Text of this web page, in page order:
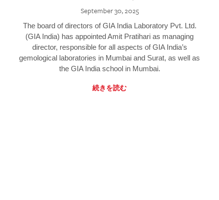
September 30, 2025
The board of directors of GIA India Laboratory Pvt. Ltd.
(GIA India) has appointed Amit Pratihari as managing
director, responsible for all aspects of GIA India’s
gemological laboratories in Mumbai and Surat, as well as
the GIA India school in Mumbai.
続きを読む